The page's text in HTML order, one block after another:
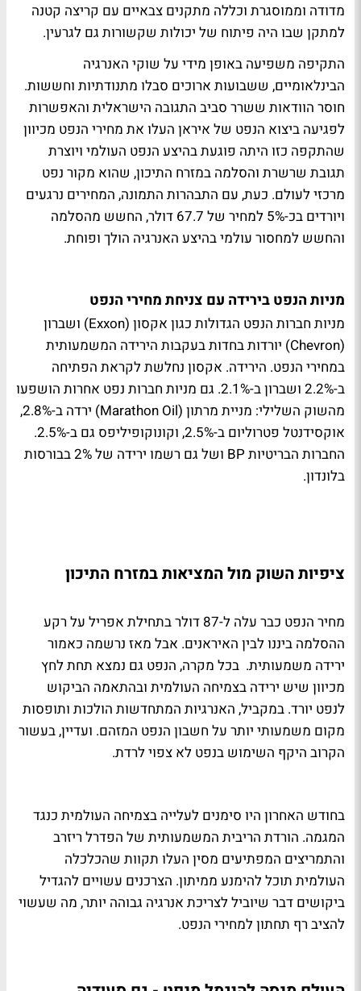
מדודה וממוסגרת וכללה מתקנים צבאיים עם קריצה קטנה
למתקן שבו היה פיתוח של יכולות שקשורות גם לגרעין.
התקיפה משפיעה באופן מידי על שוקי האנרגיה
הבינלאומיים, ששבועות ארוכים סבלו מתנודתיות וחששות.
חוסר הוודאות ששרר סביב התגובה הישראלית והאפשרות
לפגיעה ביצוא הנפט של איראן העלו את מחירי הנפט מכיוון
שהתקפה כזו היתה פוגעת בהיצע הנפט העולמי ויוצרת
תגובת שרשרת והסלמה במזרח התיכון, שהוא מקור נפט
מרכזי לעולם. כעת, עם התבהרות התמונה, המחירים נרגעים
ויורדים בכ-5% למחיר של 67.7 דולר, החשש מהסלמה
והחשש למחסור עולמי בהיצע האנרגיה הולך ופוחת.
מניות הנפט בירידה עם צניחת מחירי הנפט
מניות חברות הנפט הגדולות כגון אקסון (Exxon) ושברון
(Chevron) יורדות בחדות בעקבות הירידה המשמעותית
במחירי הנפט. הירידה. אקסון נחלשת לקראת הפתיחה
ב-2.2% ושברון ב-2.1%. גם מניות חברות נפט אחרות הושפעו
מהשוק השלילי: מניית מרתון (Marathon Oil) ירדה ב-2.8%,
אוקסידנטל פטרוליום ב-2.5%, וקונוקופיליפס גם ב-2.5%.
החברות הבריטיות BP ושל גם רשמו ירידה של 2% בבורסות
בלונדון.
ציפיות השוק מול המציאות במזרח התיכון
מחיר הנפט כבר עלה ל-87 דולר בתחילת אפריל על רקע
ההסלמה ביננו לבין האיראנים. אבל מאז נרשמה כאמור
ירידה משמעותית. בכל מקרה, הנפט גם נמצא תחת לחץ
מכיוון שיש ירידה בצמיחה העולמית ובהתאמה הביקוש
לנפט יורד. במקביל, האנרגיות המתחדשות הולכות ותופסות
מקום משמעותי יותר על חשבון הנפט המזהם. ועדיין, בעשור
הקרוב היקף השימוש בנפט לא צפוי לרדת.
בחודש האחרון היו סימנים לעלייה בצמיחה העולמית כנגד
המגמה. הורדת הריבית המשמעותית של הפדרל ריזרב
והתמריצים המפתיעים מסין העלו תקוות שהכלכלה
העולמית תוכל להימנע ממיתון. הצרכנים עשויים להגדיל
ביקושים דבר שיוביל לצריכת אנרגיה גבוהה יותר, מה שעשוי
להציב רף תחתון למחירי הנפט.